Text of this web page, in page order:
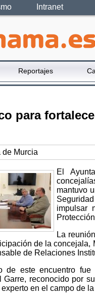
Intranet
Reportajes
para
de Murcia
El
mantuvo
impulsar
La
de la concejala,
de Relaciones
de este encuentro fue
Garre, reconocido por
experto en el campo de